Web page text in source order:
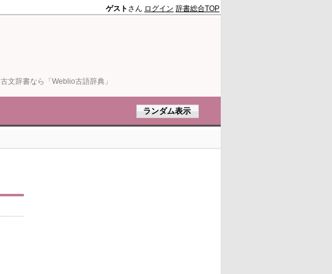
古文辞書なら「Weblio古語辞典」
ゲスト さん ログイン 辞書総合TOP